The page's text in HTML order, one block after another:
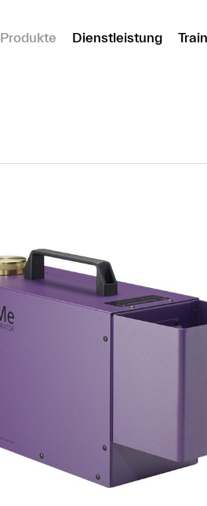
Produkte
Dienstleistung